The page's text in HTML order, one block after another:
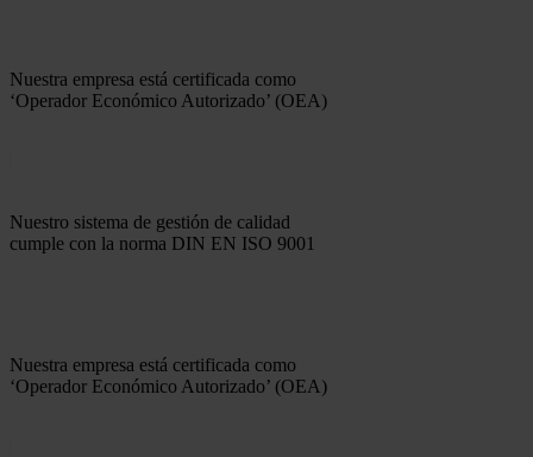
Nuestra empresa está certificada como
‘Operador Económico Autorizado’ (OEA)
Nuestro sistema de gestión de calidad
cumple con la norma DIN EN ISO 9001
Nuestra empresa está certificada como
‘Operador Económico Autorizado’ (OEA)